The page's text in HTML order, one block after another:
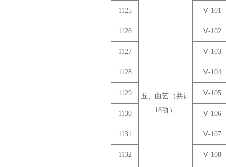
五、曲艺（共计
18项）
1125 Ⅴ-101
1126 Ⅴ-102
1127 Ⅴ-103
1128 Ⅴ-104
1129 Ⅴ-105
1130 Ⅴ-106
1131 Ⅴ-107
1132 Ⅴ-108